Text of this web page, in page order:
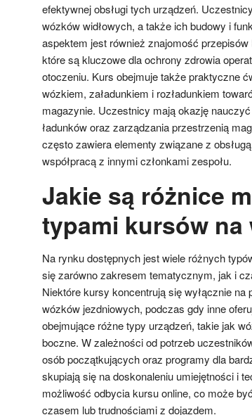
efektywnej obsługi tych urządzeń.
wózków widłowych, a także ich budowy i
aspektem jest również znajomość
które są kluczowe dla ochrony zdrowia
otoczeniu. Kurs obejmuje także praktyczne
wózkiem, załadunkiem i rozładunkiem
magazynie. Uczestnicy mają okazję
ładunków oraz zarządzania przestrzenią
często zawiera elementy związane z
współpracą z innymi członkami zespołu.
Jakie są różnice
typami kursów na
Na rynku dostępnych jest wiele różnych
się zarówno zakresem tematycznym, jak i
Niektóre kursy koncentrują się wyłącznie
wózków jezdniowych, podczas gdy inne
obejmujące różne typy urządzeń, takie jak
boczne. W zależności od potrzeb
osób początkujących oraz programy dla
skupiają się na doskonaleniu umiejętności i
możliwość odbycia kursu online, co może
czasem lub trudnościami z dojazdem.